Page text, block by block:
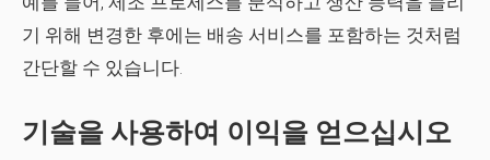
기 위해 변경한 후에는 배송 서비스를 포함하는 것처럼
간단할 수 있습니다.
기술을 사용하여 이익을 얻으십시오